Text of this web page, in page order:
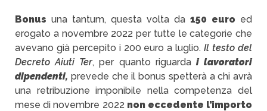
Bonus una tantum, questa volta da 150 euro ed
erogato a novembre 2022 per tutte le categorie che
avevano già percepito i 200 euro a luglio.Il testo del
Decreto Aiuti Ter, per quanto riguardai lavoratori
dipendenti, prevede che il bonus spetterà a chi avrà
una retribuzione imponibile nella competenza del
mese di novembre 2022 non eccedente l’importo